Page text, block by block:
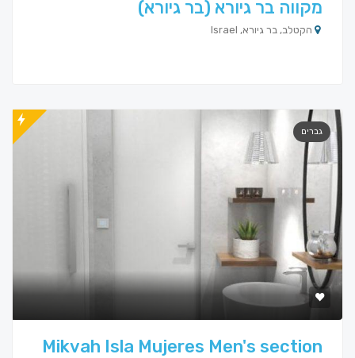
מקווה בר גיורא (בר גיורא)
הקטלב, בר גיורא, Israel
גברים
Mikvah Isla Mujeres Men's section